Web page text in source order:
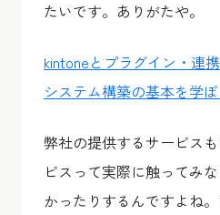
たいです。ありがたや。
kintoneとプラグイン・連
システム構築の基本を学ぼ
弊社の提供するサービス
ビスって実際に触ってみ
かったりするんですよね